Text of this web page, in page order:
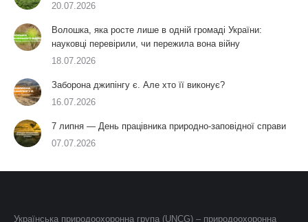
20.07.2026
Волошка, яка росте лише в одній громаді України:
науковці перевірили, чи пережила вона війну
18.07.2026
Заборона джипінгу є. Але хто її виконує?
16.07.2026
7 липня — День працівника природно-заповідної справи
07.07.2026
Українська природоохоронна група (UNCG) – природоохоронна